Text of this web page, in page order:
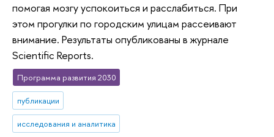
помогая мозгу успокоиться и расслабиться. При
этом прогулки по городским улицам рассеивают
внимание. Результаты опубликованы в журнале
Scientific Reports.
Программа развития 2030
публикации
исследования и аналитика